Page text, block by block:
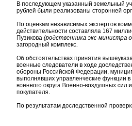
В последующем указанный земельный
рублей были реализованы сторонней
По оценкам независимых экспертов
действительности составляла 167
Пузикова (родственника экс-министра
загородный комплекс.
Об обстоятельствах принятия
военные следователи в ходе
обороны Российской Федерации,
выполнявших управленческие функции
военного округа Военно-воздушных
покупателя.
По результатам доследственной